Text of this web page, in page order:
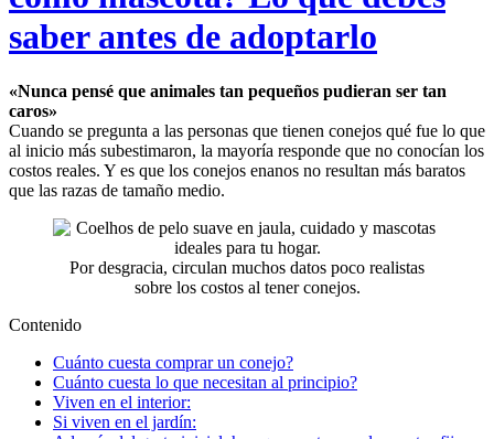
saber antes de adoptarlo
«Nunca pensé que animales tan pequeños pudieran ser tan
caros»
Cuando se pregunta a las personas que tienen conejos qué fue lo que
al inicio más subestimaron, la mayoría responde que no conocían los
costos reales. Y es que los conejos enanos no resultan más baratos
que las razas de tamaño medio.
Por desgracia, circulan muchos datos poco realistas
sobre los costos al tener conejos.
Contenido
Cuánto cuesta comprar un conejo?
Cuánto cuesta lo que necesitan al principio?
Viven en el interior:
Si viven en el jardín: